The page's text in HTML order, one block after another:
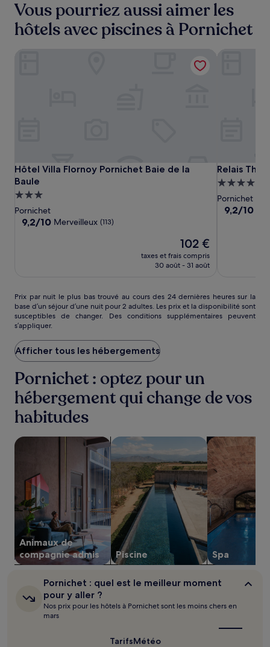
Vous pourriez aussi aimer les
hôtels avec piscines à Pornichet
Hôtel
Villa
Flornoy
Pornichet
Baie
Hôtel
Villa
Flornoy
Pornichet
Baie
Hôtel Villa Flornoy Pornichet Baie de la
Baule
Hôtel Villa Flornoy Pornichet Baie de la Baule
Hébergement
3.0 étoiles
Pornichet
9.2
9,2/10 Merveilleux (113)
Le
nouveau
prix
102 €
102 €
taxes et frais compris
30 août - 31 août
Hôtel Villa Flornoy Pornichet Baie de la Baule
Relais
Thalasso
Château
des
Tourelles
Relais
Relais
4.0 étoiles
Pornichet
9.2
9,2/10
Relais
Prix
par
nuit
le
plus
bas
trouvé
au
cours
des
24 dernières
heures
la
d’une
pour
2 adultes.
prix
et
la
disponibilité
susceptibles
de
changer.
Prix par nuit le plus bas trouvé au cours des 24 dernières heures sur la
base d’un séjour d’une nuit pour 2 adultes. Les prix et la disponibilité sont
susceptibles de changer. Des conditions supplémentaires peuvent
s’appliquer.
Afficher tous les hébergements
Pornichet : optez pour un
hébergement qui change de vos
habitudes
Animaux de
compagnie admis
Rechercher des hébergements acceptant les animaux de
Piscine
Rechercher des hébergements avec
Spa
Rechercher
Pornichet :
est
le
meilleur
Pornichet : quel est le meilleur moment
pour y aller ?
Nos prix pour les hôtels à Pornichet sont les moins chers en
mars
TarifsMétéo